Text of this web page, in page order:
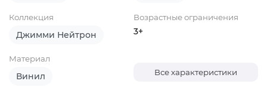
Коллекция
Джимми Нейтрон
Возрастные ограничения
3+
Материал
Винил Все характеристики